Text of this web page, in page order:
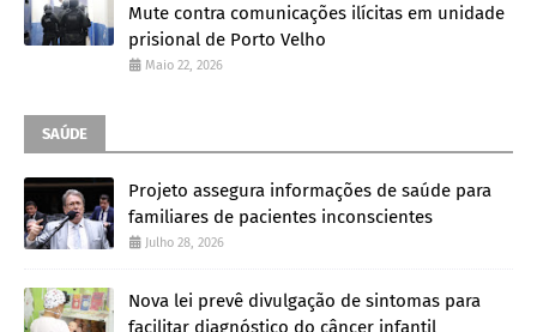
Mute contra comunicações ilícitas em unidade
prisional de Porto Velho
Maio 22, 2026
SAÚDE
Projeto assegura informações de saúde para
familiares de pacientes inconscientes
Julho 28, 2026
Nova lei prevê divulgação de sintomas para
facilitar diagnóstico do câncer infantil